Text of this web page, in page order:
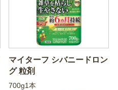
マイターフ シバニードロン
グ 粒剤
700g1本